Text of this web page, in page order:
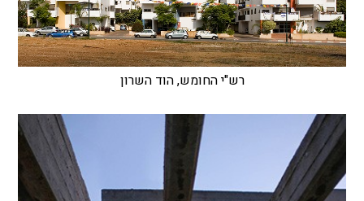
רש"י החומש, הוד השרון